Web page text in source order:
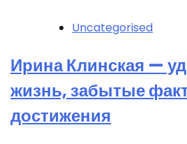
Uncategorised
Ирина Клинская —
жизнь, забытые
достижения